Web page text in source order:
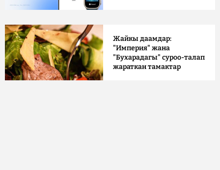
Жайкы даамдар:
"Империя" жана
"Бухарадагы" суроо-талап
жараткан тамактар